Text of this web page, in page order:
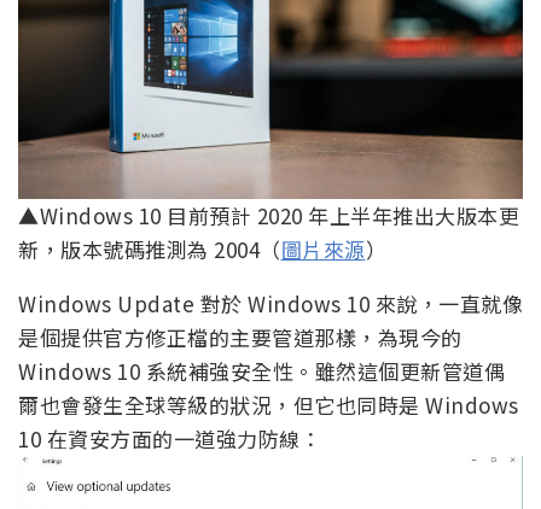
▲Windows 10 目前預計 2020 年上半年推出大版本更
新，版本號碼推測為 2004（圖片來源）
Windows Update 對於 Windows 10 來說，一直就像
是個提供官方修正檔的主要管道那樣，為現今的
Windows 10 系統補強安全性。雖然這個更新管道偶
爾也會發生全球等級的狀況，但它也同時是 Windows
10 在資安方面的一道強力防線：